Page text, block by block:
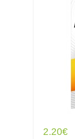
2.20€